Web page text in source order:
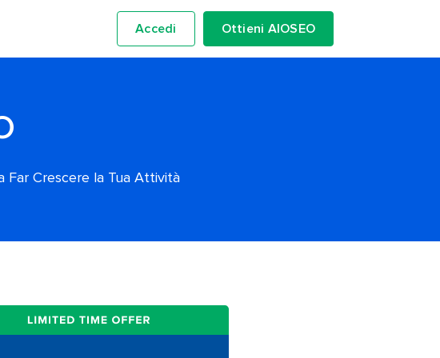
Accedi Ottieni AIOSEO
Far Crescere la Tua Attività